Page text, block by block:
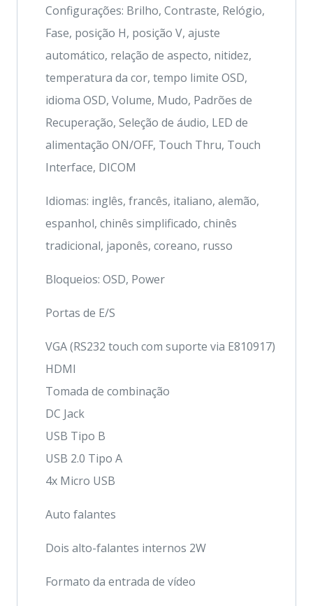
Configurações: Brilho, Contraste, Relógio,
Fase, posição H, posição V, ajuste
automático, relação de aspecto, nitidez,
temperatura da cor, tempo limite OSD,
idioma OSD, Volume, Mudo, Padrões de
Recuperação, Seleção de áudio, LED de
alimentação ON/OFF, Touch Thru, Touch
Interface, DICOM
Idiomas: inglês, francês, italiano, alemão,
espanhol, chinês simplificado, chinês
tradicional, japonês, coreano, russo
Bloqueios: OSD, Power
Portas de E/S
VGA (RS232 touch com suporte via E810917)
HDMI
Tomada de combinação
DC Jack
USB Tipo B
USB 2.0 Tipo A
4x Micro USB
Auto falantes
Dois alto-falantes internos 2W
Formato da entrada de vídeo